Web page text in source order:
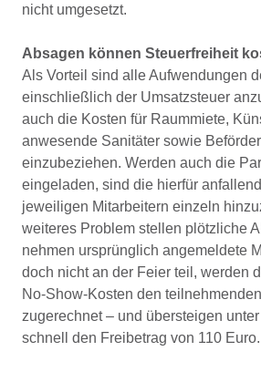
nicht umgesetzt.
Absagen können Steuerfreiheit
Als Vorteil sind alle Aufwendungen
einschließlich der Umsatzsteuer
auch die Kosten für Raummiete,
anwesende Sanitäter sowie
einzubeziehen. Werden auch die
eingeladen, sind die hierfür
jeweiligen Mitarbeitern einzeln
weiteres Problem stellen plötzliche
nehmen ursprünglich angemeldete
doch nicht an der Feier teil, werden
No-Show-Kosten den
zugerechnet – und übersteigen
schnell den Freibetrag von 110 Euro.